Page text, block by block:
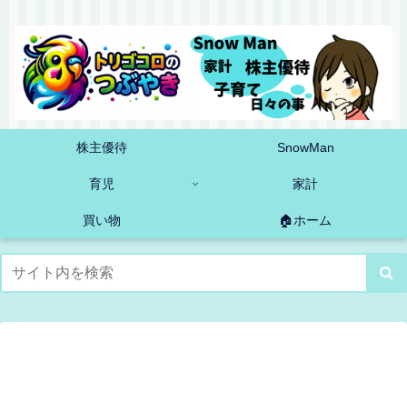
株主優待 SnowMan
育児 家計
買い物 🏠ホーム